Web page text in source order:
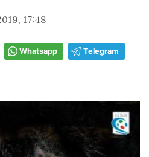
17:48
Whatsapp Telegram